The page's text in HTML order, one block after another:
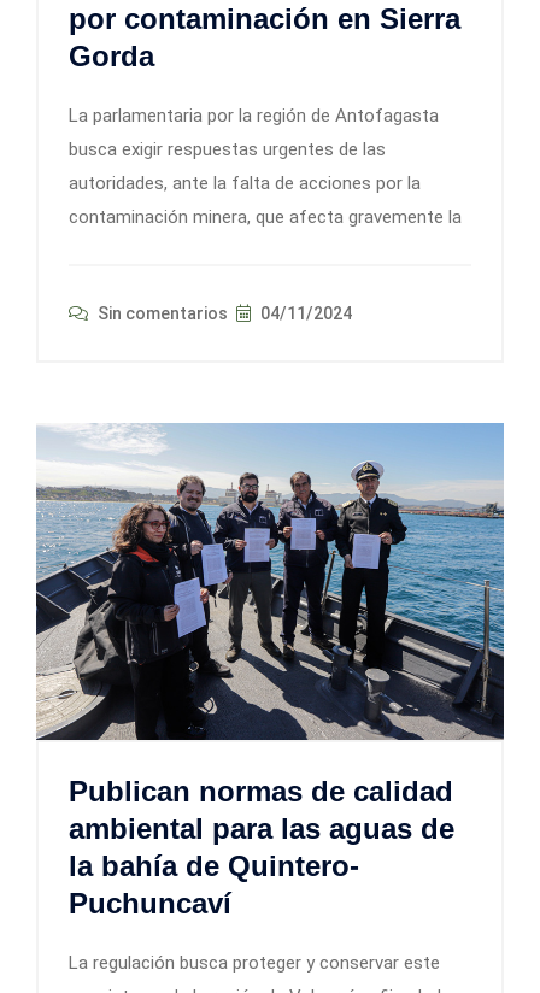
por contaminación en Sierra
Gorda
La parlamentaria por la región de Antofagasta
busca exigir respuestas urgentes de las
autoridades, ante la falta de acciones por la
contaminación minera, que afecta gravemente la
Sin comentarios 04/11/2024
Publican normas de calidad
ambiental para las aguas de
la bahía de Quintero-
Puchuncaví
La regulación busca proteger y conservar este